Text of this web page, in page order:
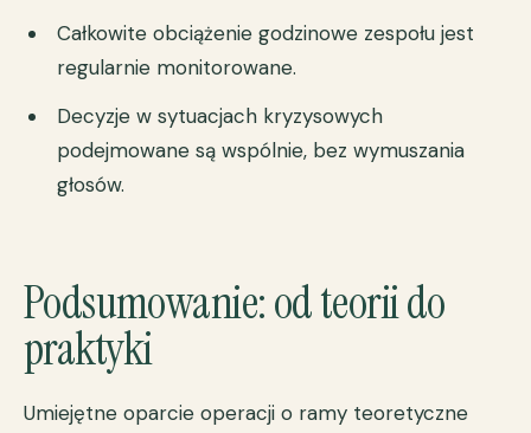
Całkowite obciążenie godzinowe zespołu jest
regularnie monitorowane.
Decyzje w sytuacjach kryzysowych
podejmowane są wspólnie, bez wymuszania
głosów.
Podsumowanie: od teorii do
praktyki
Umiejętne oparcie operacji o ramy teoretyczne